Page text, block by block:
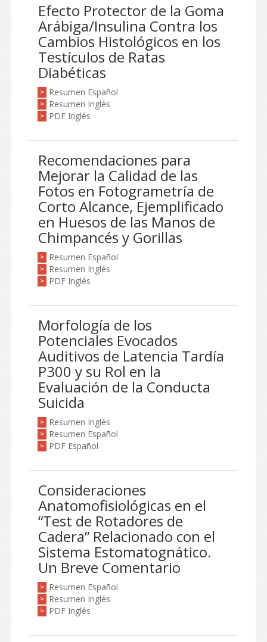
Efecto Protector de la Goma
Arábiga/Insulina Contra los
Cambios Histológicos en los
Testículos de Ratas
Diabéticas
> Resumen Español
> Resumen Inglés
> PDF Inglés
Recomendaciones para
Mejorar la Calidad de las
Fotos en Fotogrametría de
Corto Alcance, Ejemplificado
en Huesos de las Manos de
Chimpancés y Gorillas
> Resumen Español
> Resumen Inglés
> PDF Inglés
Morfología de los
Potenciales Evocados
Auditivos de Latencia Tardía
P300 y su Rol en la
Evaluación de la Conducta
Suicida
> Resumen Inglés
> Resumen Español
> PDF Español
Consideraciones
Anatomofisiológicas en el
“Test de Rotadores de
Cadera” Relacionado con el
Sistema Estomatognático.
Un Breve Comentario
> Resumen Español
> Resumen Inglés
> PDF Inglés